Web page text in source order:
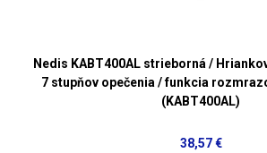
Nedis KABT400AL strieborná /
7 stupňov opečenia / funkcia
(KABT400AL)
38,57 €